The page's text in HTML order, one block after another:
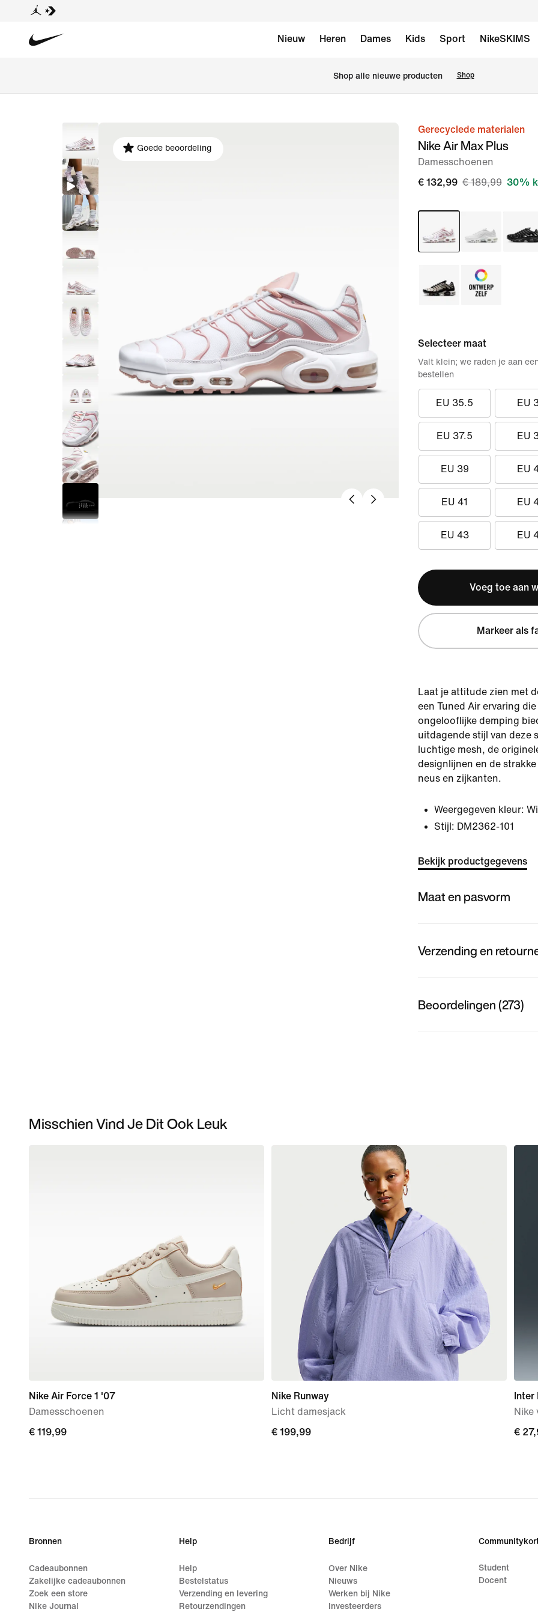
Nieuw Heren Dames Kids Sport NikeSKIMS
Shop alle nieuwe producten Shop
afbeelding
Goede beoordeling
Gerecyclede materialen
Nike Air Max Plus
Damesschoenen
€ 132,99 € 189,99 30%
Selecteer maat
EU 35.5 EU
EU 37.5 EU
EU 39 EU
EU 41 EU
EU 43 EU
Valt klein; we raden je aan
bestellen
Voeg toe aan
Markeer als
Laat je attitude zien met
een Tuned Air ervaring
ongelooflijke demping
uitdagende stijl van deze
luchtige mesh, de
designlijnen en de
neus en zijkanten.
Weergegeven kleur:
Stijl: DM2362-101
Bekijk productgegevens
Maat en pasvorm
Verzending en
Beoordelingen (273)
Misschien Vind Je Dit Ook Leuk
Nike Air Force 1 '07
Damesschoenen
€ 119,99
€ 119,99
Nike Runway
Licht damesjack
€ 199,99
€ 199,99
Inter
Nike
€
€
Bronnen
Cadeaubonnen
Zakelijke cadeaubonnen
Zoek een store
Nike Journal
Help
Help
Bestelstatus
Verzending en levering
Retourzendingen
Bedrijf
Over Nike
Nieuws
Werken bij Nike
Investeerders
Student
Docent